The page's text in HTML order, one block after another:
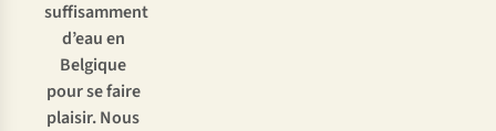
suffisamment
d’eau en
Belgique
pour se faire
plaisir. Nous